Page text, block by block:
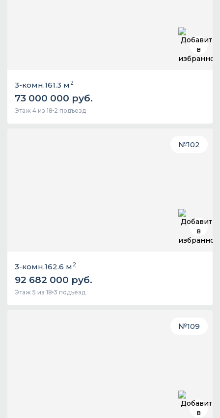
3-комн.161.3 м 2
73 000 000 руб.
Этаж 4 из 18 2 подъезд
№102
3-комн.162.6 м 2
92 682 000 руб.
Этаж 5 из 18 3 подъезд
№109